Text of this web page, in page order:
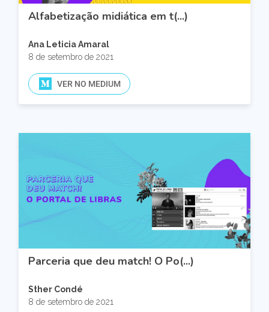
Alfabetização midiática em t(...)
Ana Leticia Amaral
8 de setembro de 2021
VER NO MEDIUM
Parceria que deu match! O Po(...)
Sther Condé
8 de setembro de 2021